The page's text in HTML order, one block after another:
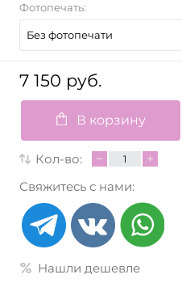
Фотопечать:
Без фотопечати
7 150 руб.
В корзину
Кол-во:
Свяжитесь с нами:
Нашли дешевле